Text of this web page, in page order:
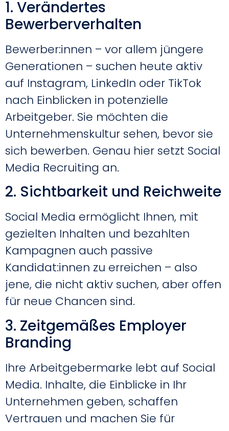
1. Verändertes
Bewerberverhalten
Bewerber:innen – vor allem jüngere
Generationen – suchen heute aktiv
auf Instagram, LinkedIn oder TikTok
nach Einblicken in potenzielle
Arbeitgeber. Sie möchten die
Unternehmenskultur sehen, bevor sie
sich bewerben. Genau hier setzt Social
Media Recruiting an.
2. Sichtbarkeit und Reichweite
Social Media ermöglicht Ihnen, mit
gezielten Inhalten und bezahlten
Kampagnen auch passive
Kandidat:innen zu erreichen – also
jene, die nicht aktiv suchen, aber offen
für neue Chancen sind.
3. Zeitgemäßes Employer
Branding
Ihre Arbeitgebermarke lebt auf Social
Media. Inhalte, die Einblicke in Ihr
Unternehmen geben, schaffen
Vertrauen und machen Sie für